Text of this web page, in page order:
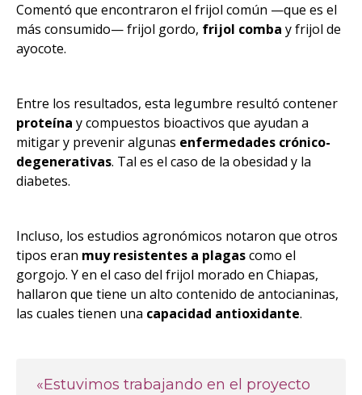
Comentó que encontraron el frijol común —que es el
más consumido— frijol gordo, frijol comba y frijol de
ayocote.
Entre los resultados, esta legumbre resultó contener
proteína y compuestos bioactivos que ayudan a
mitigar y prevenir algunas enfermedades crónico-
degenerativas. Tal es el caso de la obesidad y la
diabetes.
Incluso, los estudios agronómicos notaron que otros
tipos eran muy resistentes a plagascomo el
gorgojo. Y en el caso del frijol morado en Chiapas,
hallaron que tiene un alto contenido de antocianinas,
las cuales tienen una capacidad antioxidante.
«Estuvimos trabajando en el proyecto